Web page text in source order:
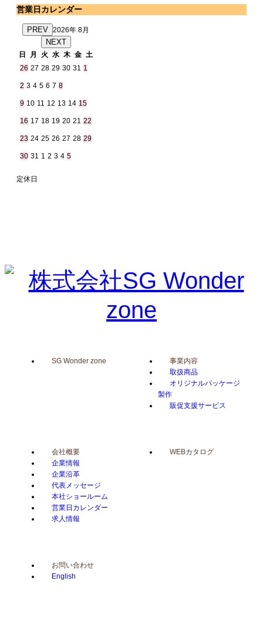
営業日カレンダー
PREV 2026年 8月
NEXT
日 月 火 水 木 金 土
26 27 28 29 30 31 1
2 3 4 5 6 7 8
9 10 11 12 13 14 15
16 17 18 19 20 21 22
23 24 25 26 27 28 29
30 31 1 2 3 4 5
定休日
SG Wonder zone
事業内容
取扱商品
オリジナルパッケージ
製作
販促支援サービス
会社概要
企業情報
企業沿革
代表メッセージ
本社ショールーム
営業日カレンダー
求人情報
WEBカタログ
お問い合わせ
English